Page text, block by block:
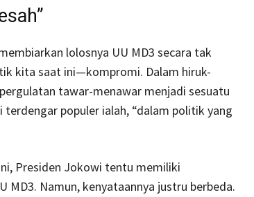
lolosnya UU MD3 secara tak
kita saat ini—kompromi. Dalam hiruk-
tawar-menawar menjadi sesuatu
populer ialah, “dalam politik yang
Presiden Jokowi tentu memiliki
MD3. Namun, kenyataannya justru berbeda.